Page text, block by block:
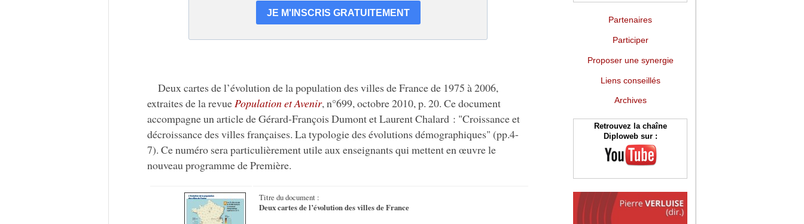
Deux cartes de l’évolution de la population des villes de France de 1975 à 2006,
extraites de la revuePopulation et Avenir, n°699, octobre 2010, p. 20. Ce document
accompagne un article de Gérard-François Dumont et Laurent Chalard : "Croissance et
décroissance des villes françaises. La typologie des évolutions démographiques" (pp.4-
7). Ce numéro sera particulièrement utile aux enseignants qui mettent en œuvre le
nouveau programme de Première.
Titre du document :
Deux cartes de l’évolution des villes de France
Partenaires
Participer
Proposer une synergie
Liens conseillés
Archives
Retrouvez la chaîne
Diploweb sur :